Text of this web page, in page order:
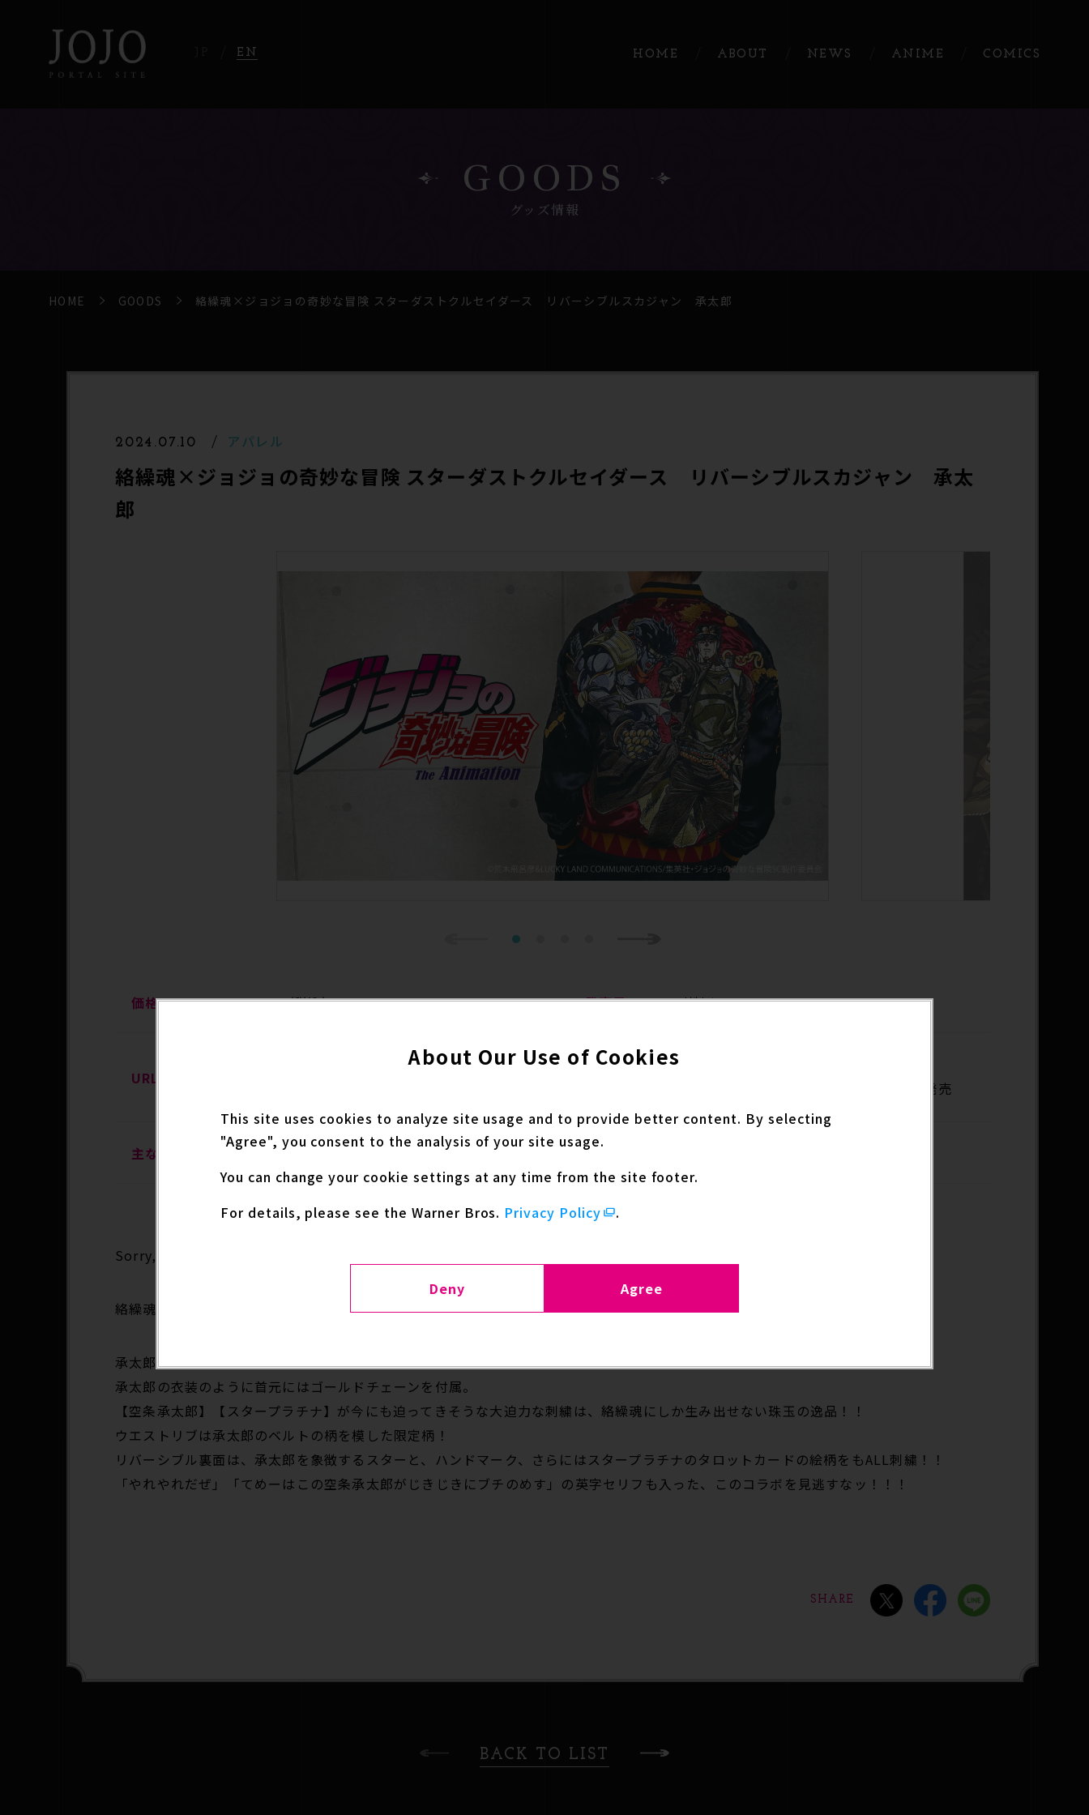
EN HOME ABOUT NEWS ANIME COMICS
GOODS
グッズ情報
HOME GOODS 絡繰魂×ジョジョの奇妙な冒険 スターダストクルセイダース リバーシブルスカジャン 承太郎
2024.07.10 アパレル
絡繰魂×ジョジョの奇妙な冒険 スターダストクルセイダース リバーシブルスカジャン 承太
郎
1
価格 ¥49,500（税込） 発売元 (株)ク・ラッチ
URL
https://crutch.jp/store/products/list?categ
店頭発売日、EC一般販売開始日：7月末発売
主な取扱店 絡繰魂EC、日本国内専門店、プレミアムバンダイ 分類
Sorry, this entry is only available in
絡繰魂×「ジョジョの奇妙な冒険」コラボから【スターダストクルセイダース】が登場ッ！！
承太郎の精悍で男らしい勇ましさを最高峰の刺繍で表現！！
承太郎の衣装のように首元にはゴールドチェーンを付属。
【空条承太郎】【スタープラチナ】が今にも迫ってきそうな大迫力な刺繍は、絡繰魂にしか生み出せない珠玉の逸品！！
ウエストリブは承太郎のベルトの柄を模した限定柄！
リバーシブル裏面は、承太郎を象徴するスターと、ハンドマーク、さらにはスタープラチナのタロットカードの絵柄をもALL刺繍！！
「やれやれだぜ」「てめーはこの空条承太郎がじきじきにブチのめす」の英字セリフも入った、このコラボを見逃すなッ！！！
SHARE
BACK TO LIST
About Our Use of Cookies
This site uses cookies to analyze site usage and to provide better content. By selecting
"Agree", you consent to the analysis of your site usage.
You can change your cookie settings at any time from the site footer.
For details, please see the Warner Bros. Privacy Policy .
Deny Agree